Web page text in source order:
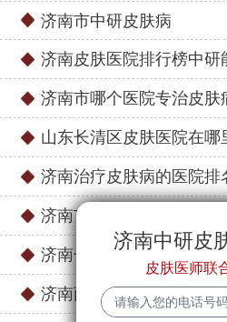
济南市中研皮肤病
济南皮肤医院排行榜中研
济南市哪个医院专治皮肤
山东长清区皮肤医院在哪
济南治疗皮肤病的医院排
济南市皮肤科医院哪个比
济南长清区哪家皮肤病医
济南商河县哪个皮肤病医
济南中研皮
皮肤医师联